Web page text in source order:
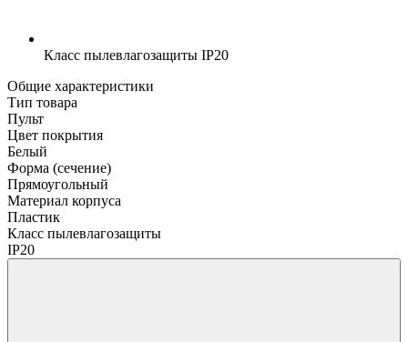
Класс пылевлагозащиты IP20
Общие характеристики
Тип товара
Пульт
Цвет покрытия
Белый
Форма (сечение)
Прямоугольный
Материал корпуса
Пластик
Класс пылевлагозащиты
IP20